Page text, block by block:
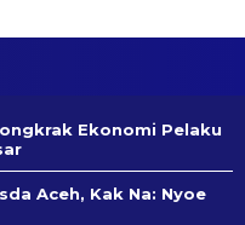
Ekonomi Pelaku
Aceh, Kak Na: Nyoe